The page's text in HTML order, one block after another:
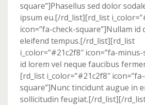
square”]Phasellus sed dolor
ipsum eu.[/rd_list][rd_list
icon=”fa-check-square”]Nullam id
eleifend tempus.[/rd_list][rd_list
i_color=”#21c2f8″ icon=”fa-
id lorem vel neque faucibus
[rd_list i_color=”#21c2f8″
square”]Nunc tincidunt augue in
sollicitudin feugiat.[/rd_list][/